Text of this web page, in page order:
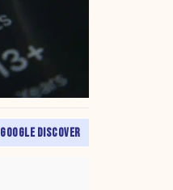
GOOGLE DISCOVER